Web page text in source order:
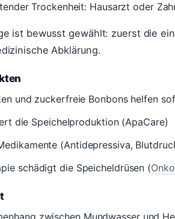
Trockenheit: Hausarzt oder
ist bewusst gewählt: zuerst die
Abklärung.
und zuckerfreie Bonbons helfen
die Speichelproduktion (ApaCare)
(Antidepressiva,
schädigt die Speicheldrüsen (